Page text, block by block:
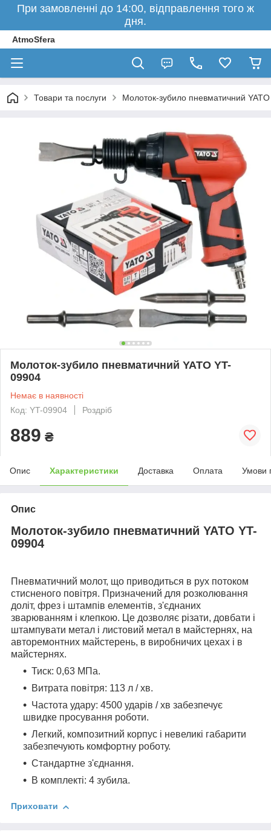
При замовленні до 14:00, відправлення того ж
дня.
AtmoSfera
Товари та послуги Молоток-зубило пневматичний
Молоток-зубило пневматичний YATO YT-
09904
Немає в наявності
Код: YT-09904
Роздріб
889 ₴
Опис Характеристики Доставка Оплата Умови
Опис
Молоток-зубило пневматичний YATO YT-
09904
Пневматичний молот, що приводиться в рух потоком
стисненого повітря. Призначений для розколювання
доліт, фрез і штампів елементів, з'єднаних
зварюванням і клепкою. Це дозволяє різати, довбати і
штампувати метал і листовий метал в майстернях, на
авторемонтних майстерень, в виробничих цехах і в
майстернях.
Тиск: 0,63 МПа.
Витрата повітря: 113 л / хв.
Частота удару: 4500 ударів / хв забезпечує
швидке просування роботи.
Легкий, композитний корпус і невеликі габарити
забезпечують комфортну роботу.
Стандартне з'єднання.
В комплекті: 4 зубила.
Приховати